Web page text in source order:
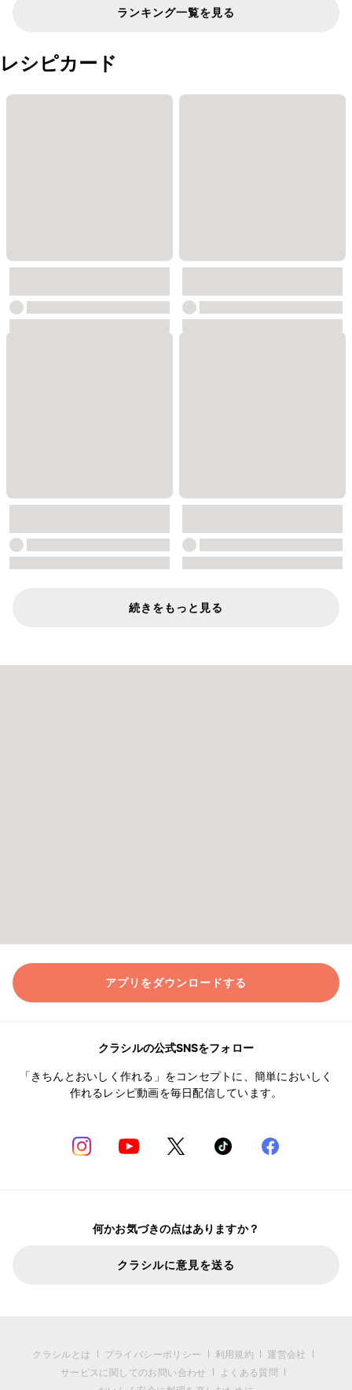
ランキング一覧を見る
レシピカード
続きをもっと見る
アプリをダウンロードする
クラシルの公式SNSをフォロー
「きちんとおいしく作れる」をコンセプトに、簡単においしく
作れるレシピ動画を毎日配信しています。
何かお気づきの点はありますか？
クラシルに意見を送る
クラシルとは プライバシーポリシー 利用規約
運営会社
サービスに関してのお問い合わせ
よくある質問